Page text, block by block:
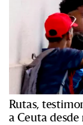
Rutas,
a Ceuta desde